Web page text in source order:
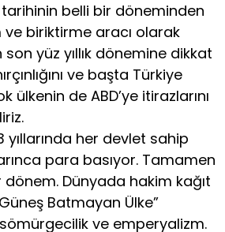
belli bir döneminden
biriktirme aracı olarak
son yüz yıllık dönemine dikkat
ve başta Türkiye
ülkenin de ABD’ye itirazlarını
her devlet sahip
para basıyor. Tamamen
dönem. Dünyada hakim kağıt
Batmayan Ülke”
ve emperyalizm.